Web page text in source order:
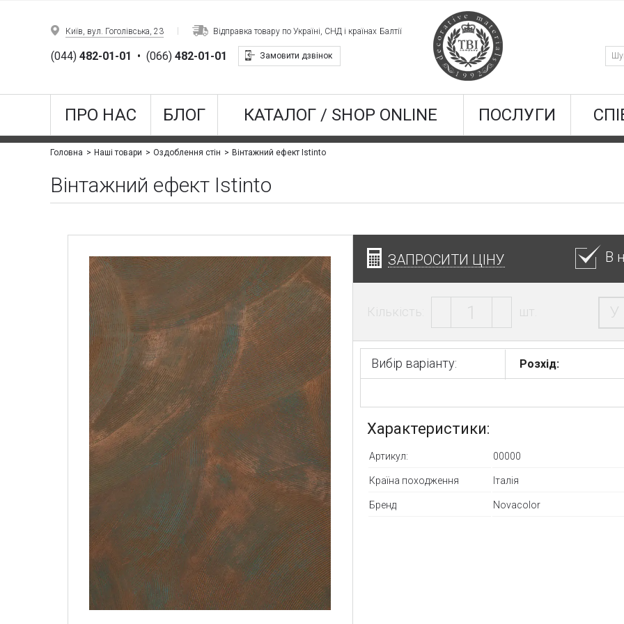
Київ, вул. Гоголівська, 23 Відправка товару по Україні, СНД і країнах Балтії
(044)482-01-01 • (066)482-01-01 Замовити дзвінок
ПРО НАС БЛОГ КАТАЛОГ / SHOP ONLINE ПОСЛУГИ
Головна Наші товари Оздоблення стін Вінтажний ефект Istinto
Вінтажний ефект Istinto
ЗАПРОСИТИ ЦІНУ В
Кількість: шт. У
Вибір варіанту: Розхід:
Характеристики:
Артикул: 00000
Країна походження Італія
Бренд Novacolor